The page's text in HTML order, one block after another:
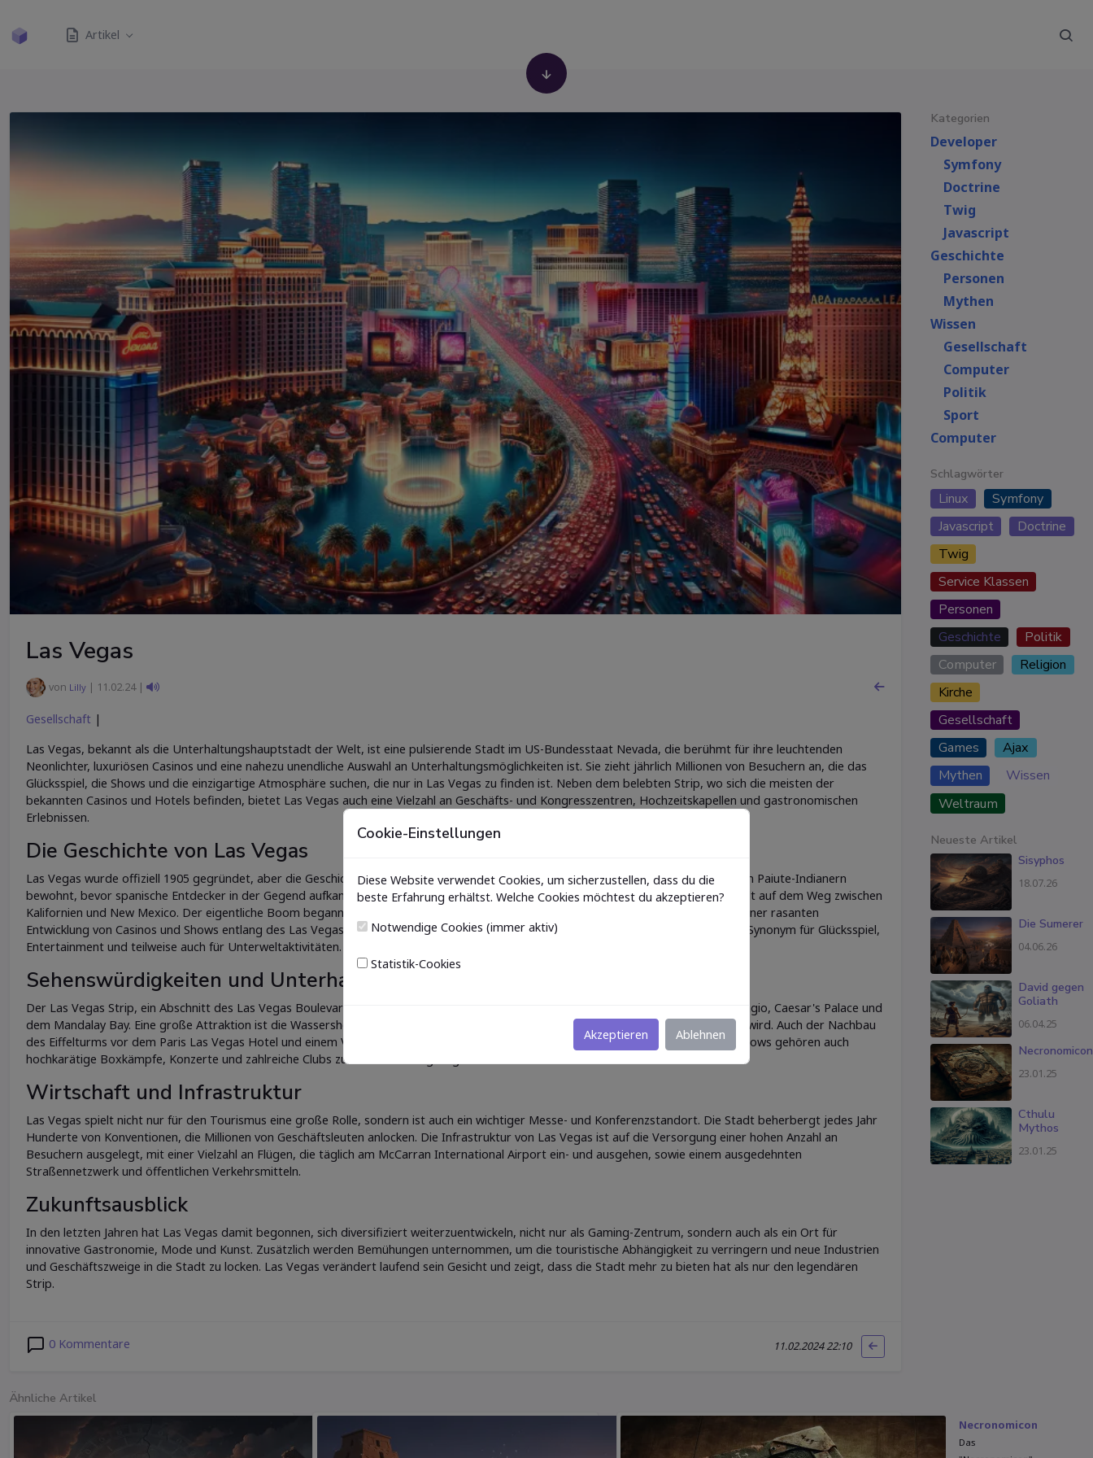
Artikel
Las Vegas
von Lilly | 11.02.24 |
Gesellschaft |
Las Vegas, bekannt als die Unterhaltungshauptstadt der Welt, ist eine pulsierende Stadt im US-Bundesstaat Nevada, die berühmt für ihre leuchtenden
Neonlichter, luxuriösen Casinos und eine nahezu unendliche Auswahl an Unterhaltungsmöglichkeiten ist. Sie zieht jährlich Millionen von Besuchern an, die das
Glücksspiel, die Shows und die einzigartige Atmosphäre suchen, die nur in Las Vegas zu finden ist. Neben dem belebten Strip, wo sich die meisten der
bekannten Casinos und Hotels befinden, bietet Las Vegas auch eine Vielzahl an Geschäfts- und Kongresszentren, Hochzeitskapellen und gastronomischen
Erlebnissen.
Die Geschichte von Las Vegas
Las Vegas wurde offiziell 1905 gegründet, aber die Geschichte der Region reicht weit darüber hinaus. Ursprünglich war das Gebiet von Paiute-Indianern
bewohnt, bevor spanische Entdecker in der Gegend aufkamen. Im Laufe des 19. Jahrhunderts etablierte sich die Stadt langsam als Halt auf dem Weg zwischen
Kalifornien und New Mexico. Der eigentliche Boom begann jedoch erst nach der Legalisierung des Glücksspiels im Jahr 1931, was zu einer rasanten
Entwicklung von Casinos und Shows entlang des Las Vegas Strip führte. In der Zeit nach dem Zweiten Weltkrieg wurde Las Vegas ein Synonym für Glücksspiel,
Entertainment und teilweise auch für Unterweltaktivitäten.
Sehenswürdigkeiten und Unterhaltung
Der Las Vegas Strip, ein Abschnitt des Las Vegas Boulevard, ist gesäumt von spektakulären Themenhotels und Casinos wie dem Bellagio, Caesar's Palace und
dem Mandalay Bay. Eine große Attraktion ist die Wassershow vor dem Bellagio, die regelmäßig zu Musik und Lichteffekten inszeniert wird. Auch der Nachbau
des Eiffelturms vor dem Paris Las Vegas Hotel und einem Vulkan vor dem Mirage Hotel ziehen Besucher an. Neben Glücksspiel und Shows gehören auch
hochkarätige Boxkämpfe, Konzerte und zahlreiche Clubs zum Unterhaltungsangebot.
Wirtschaft und Infrastruktur
Las Vegas spielt nicht nur für den Tourismus eine große Rolle, sondern ist auch ein wichtiger Messe- und Konferenzstandort. Die Stadt beherbergt jedes Jahr
Hunderte von Konventionen, die Millionen von Geschäftsleuten anlocken. Die Infrastruktur von Las Vegas ist auf die Versorgung einer hohen Anzahl an
Besuchern ausgelegt, mit einer Vielzahl an Flügen, die täglich am McCarran International Airport ein- und ausgehen, sowie einem ausgedehnten
Straßennetzwerk und öffentlichen Verkehrsmitteln.
Zukunftsausblick
In den letzten Jahren hat Las Vegas damit begonnen, sich diversifiziert weiterzuentwickeln, nicht nur als Gaming-Zentrum, sondern auch als ein Ort für
innovative Gastronomie, Mode und Kunst. Zusätzlich werden Bemühungen unternommen, um die touristische Abhängigkeit zu verringern und neue Industrien
und Geschäftszweige in die Stadt zu locken. Las Vegas verändert laufend sein Gesicht und zeigt, dass die Stadt mehr zu bieten hat als nur den legendären
Strip.
0 Kommentare 11.02.2024 22:10
Ähnliche Artikel
Sisyphos
Der Mythos
Necronomicon
Das
Kategorien
Developer
Symfony
Doctrine
Twig
Javascript
Geschichte
Personen
Mythen
Wissen
Gesellschaft
Computer
Politik
Sport
Computer
Schlagwörter
Linux
Symfony
Javascript
Doctrine
Twig
Service Klassen
Personen
Geschichte
Politik
Computer
Religion
Kirche
Gesellschaft
Games
Ajax
Mythen
Wissen
Weltraum
Neueste Artikel
Sisyphos
18.07.26
Die Sumerer
04.06.26
David gegen
Goliath
06.04.25
Necronomicon
23.01.25
Cthulu
Mythos
23.01.25
Cookie-Einstellungen
Diese Website verwendet Cookies, um sicherzustellen, dass du die
beste Erfahrung erhältst. Welche Cookies möchtest du akzeptieren?
Notwendige Cookies (immer aktiv)
Statistik-Cookies
Akzeptieren Ablehnen